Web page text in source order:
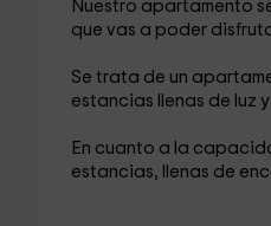
Nuestro apartamento
que vas a poder
Se trata de un
estancias llenas de luz
En cuanto a la
estancias, llenas de